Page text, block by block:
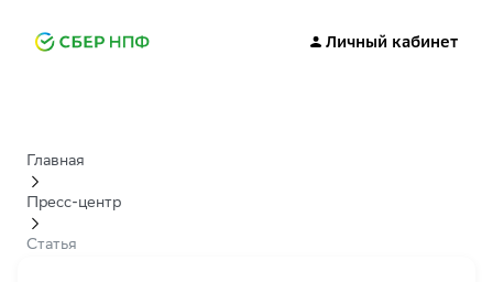
Личный кабинет
Главная
Пресс-центр
Статья